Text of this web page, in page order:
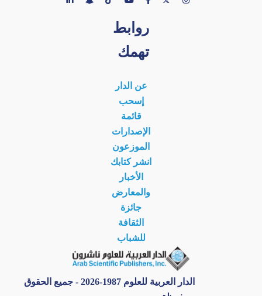
روابط
تهمك
عن الدار
إسحب
قائمة
الإصدارات
الموزعون
انشر كتابك
الأخبار
والمعارض
جائزة
الثقافة
للشباب
الدار العربية للعلوم 1987-2026 - جميع الحقوق